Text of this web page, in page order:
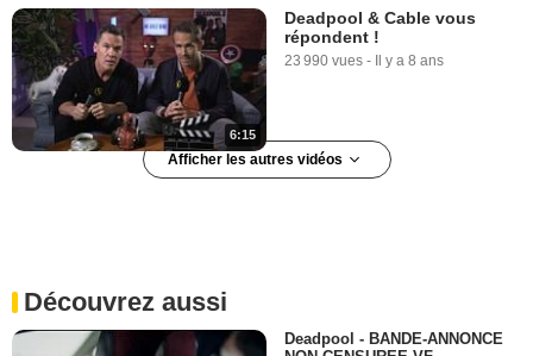
6:15
Deadpool & Cable vous
répondent !
23 990 vues - Il y a 8 ans
Afficher les autres vidéos
1:35
Découvrez aussi
Deadpool - BANDE-ANNONCE